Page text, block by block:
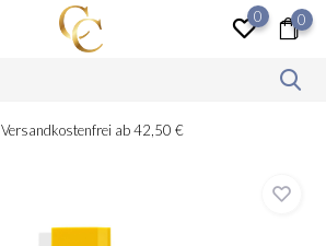
0 0
Versandkostenfrei ab 42,50 €